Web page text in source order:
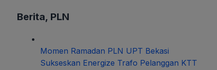
Berita, PLN
Momen Ramadan PLN UPT Bekasi
Sukseskan Energize Trafo Pelanggan KTT